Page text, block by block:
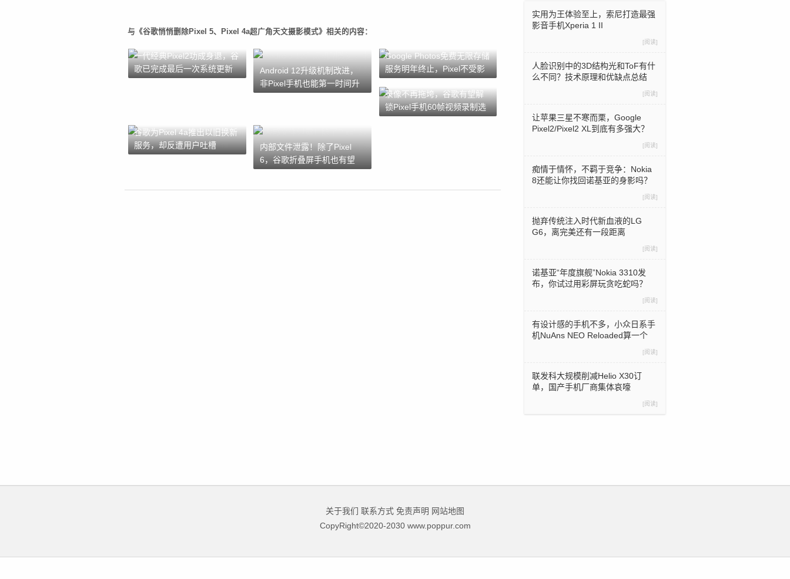
与《谷歌悄悄删除Pixel 5、Pixel 4a超广角天文摄影模式》相关的内容：
一代经典Pixel2功成身退，谷
歌已完成最后一次系统更新
Android 12升级机制改进，
非Pixel手机也能第一时间升
Google Photos免费无限存储
服务明年终止，Pixel不受影
录像不再拖垮，谷歌有望解
锁Pixel手机60帧视频录制选
谷歌为Pixel 4a推出以旧换新
服务，却反遭用户吐槽
内部文件泄露！除了Pixel
6，谷歌折叠屏手机也有望
实用为王体验至上，索尼打造最强
影音手机Xperia 1 II
[阅读]
人脸识别中的3D结构光和ToF有什
么不同？技术原理和优缺点总结
[阅读]
让苹果三星不寒而栗，Google
Pixel2/Pixel2 XL到底有多强大？
[阅读]
痴情于情怀，不羁于竞争：Nokia
8还能让你找回诺基亚的身影吗？
[阅读]
抛弃传统注入时代新血液的LG
G6，离完美还有一段距离
[阅读]
诺基亚“年度旗舰”Nokia 3310发
布，你试过用彩屏玩贪吃蛇吗？
[阅读]
有设计感的手机不多，小众日系手
机NuAns NEO Reloaded算一个
[阅读]
联发科大规模削减Helio X30订
单，国产手机厂商集体哀嚎
[阅读]
关于我们 联系方式 免责声明 网站地图
CopyRight©2020-2030 www.poppur.com